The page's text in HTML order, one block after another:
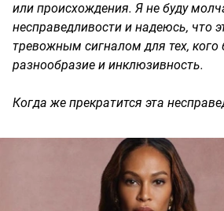
или происхождения. Я не буду
несправедливости и надеюсь, что
тревожным сигналом для тех, кого
разнообразие и инклюзивность.
Когда же прекратится эта